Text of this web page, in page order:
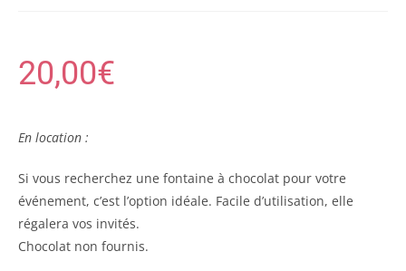
20,00€
En location :
Si vous recherchez une fontaine à chocolat pour votre
événement, c’est l’option idéale. Facile d’utilisation, elle
régalera vos invités.
Chocolat non fournis.